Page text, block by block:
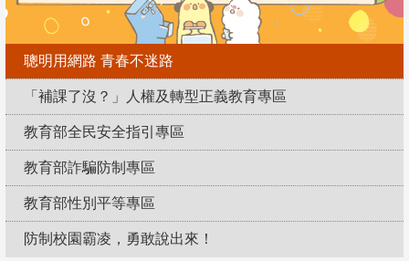
聰明用網路 青春不迷路
「補課了沒？」人權及轉型正義教育專區
教育部全民安全指引專區
教育部詐騙防制專區
教育部性別平等專區
防制校園霸凌，勇敢說出來！